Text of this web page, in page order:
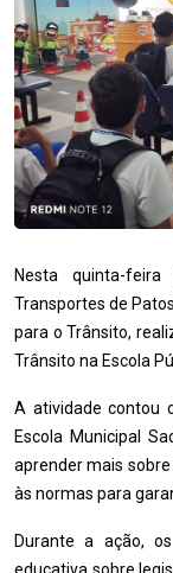
Nesta quinta-
Transportes de
para o Trânsito,
Trânsito na Escola
A atividade contou
Escola Municipal
aprender mais
às normas para
Durante a ação,